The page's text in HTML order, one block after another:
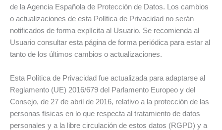
de la Agencia Española de Protección de Datos. Los cambios
o actualizaciones de esta Política de Privacidad no serán
notificados de forma explícita al Usuario. Se recomienda al
Usuario consultar esta página de forma periódica para estar al
tanto de los últimos cambios o actualizaciones.
Esta Política de Privacidad fue actualizada para adaptarse al
Reglamento (UE) 2016/679 del Parlamento Europeo y del
Consejo, de 27 de abril de 2016, relativo a la protección de las
personas físicas en lo que respecta al tratamiento de datos
personales y a la libre circulación de estos datos (RGPD) y a